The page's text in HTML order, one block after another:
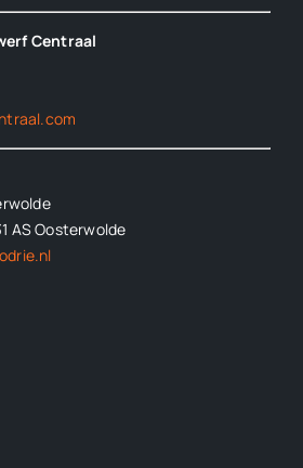
Centraal
AS Oosterwolde